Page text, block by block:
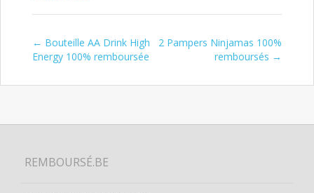
Post navigation
← Bouteille AA Drink High
Energy 100% remboursée
2 Pampers Ninjamas 100%
remboursés →
REMBOURSÉ.BE